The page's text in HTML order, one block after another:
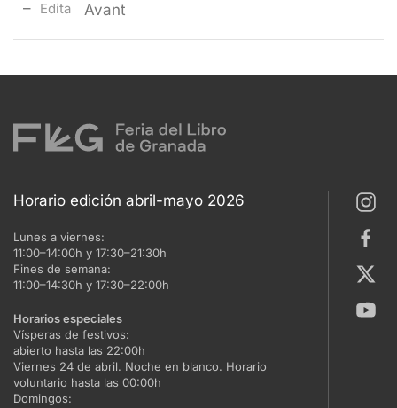
Edita Avant
Horario edición abril-mayo 2026
Lunes a viernes:
11:00–14:00h y 17:30–21:30h
Fines de semana:
11:00–14:30h y 17:30–22:00h
Horarios especiales
Vísperas de festivos:
abierto hasta las 22:00h
Viernes 24 de abril. Noche en blanco. Horario
voluntario hasta las 00:00h
Domingos: